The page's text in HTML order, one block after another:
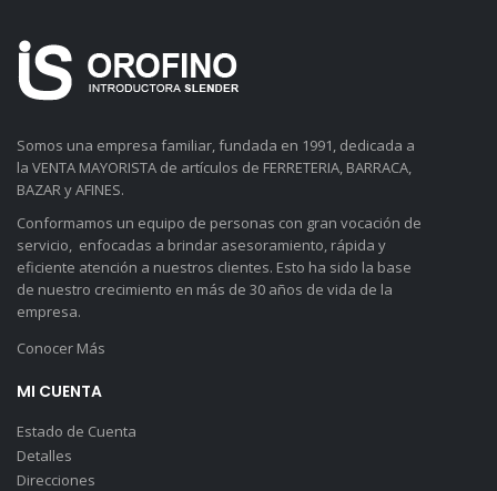
Somos una empresa familiar, fundada en 1991, dedicada a
la VENTA MAYORISTA de artículos de FERRETERIA, BARRACA,
BAZAR y AFINES.
Conformamos un equipo de personas con gran vocación de
servicio, enfocadas a brindar asesoramiento, rápida y
eficiente atención a nuestros clientes. Esto ha sido la base
de nuestro crecimiento en más de 30 años de vida de la
empresa.
Conocer Más
MI CUENTA
Estado de Cuenta
Detalles
Direcciones